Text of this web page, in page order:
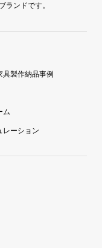
ランドです。
具製作納品事例
ム
レーション